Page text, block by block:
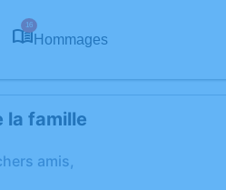
16
Hommages
la famille
amis,